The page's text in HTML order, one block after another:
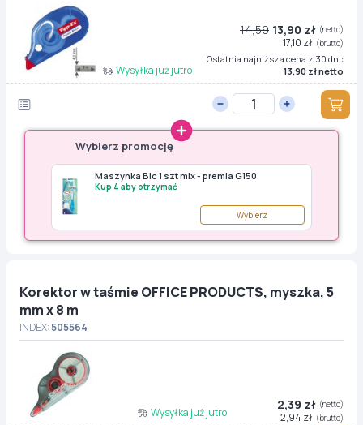
Wysyłka już jutro
14,59 13,90 zł (netto)
17,10 zł (brutto)
Ostatnia najniższa cena z 30 dni:
13,90 zł netto
Wybierz promocję
Maszynka Bic 1 szt mix - premia G150
Kup 4 aby otrzymać
Wybierz
Korektor w taśmie OFFICE PRODUCTS, myszka, 5
mm x 8 m
INDEX:505564
Wysyłka już jutro
2,39 zł (netto)
2,94 zł (brutto)